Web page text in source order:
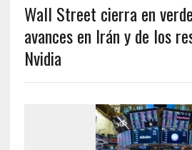
Wall Street cierra en
avances en Irán y de los
Nvidia